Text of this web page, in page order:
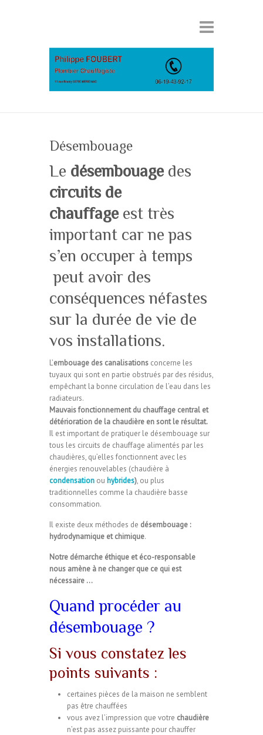
Désembouage
Le désembouagedes
circuits de
chauffageest très
important car ne pas
s’en occuper à temps
peut avoir des
conséquences néfastes
sur la durée de vie de
vos installations.
L’embouage des canalisations concerne les
tuyaux qui sont en partie obstrués par des résidus,
empêchant la bonne circulation de l’eau dans les
radiateurs.
Mauvais fonctionnement du chauffage central et
détérioration de la chaudière en sont le résultat.
Il est important de pratiquer le désembouage sur
tous les circuits de chauffage alimentés par les
chaudières, qu’elles fonctionnent avec les
énergies renouvelables (chaudière à
condensation ou hybrides), ou plus
traditionnelles comme la chaudière basse
consommation.
Il existe deux méthodes de désembouage :
hydrodynamique et chimique.
Notre démarche éthique et éco-responsable
nous amène à ne changer que ce qui est
nécessaire …
Quand procéder au
désembouage ?
Si vous constatez les
points suivants :
certaines pièces de la maison ne semblent
pas être chauffées
vous avez l’impression que votre chaudière
n’est pas assez puissante pour chauffer